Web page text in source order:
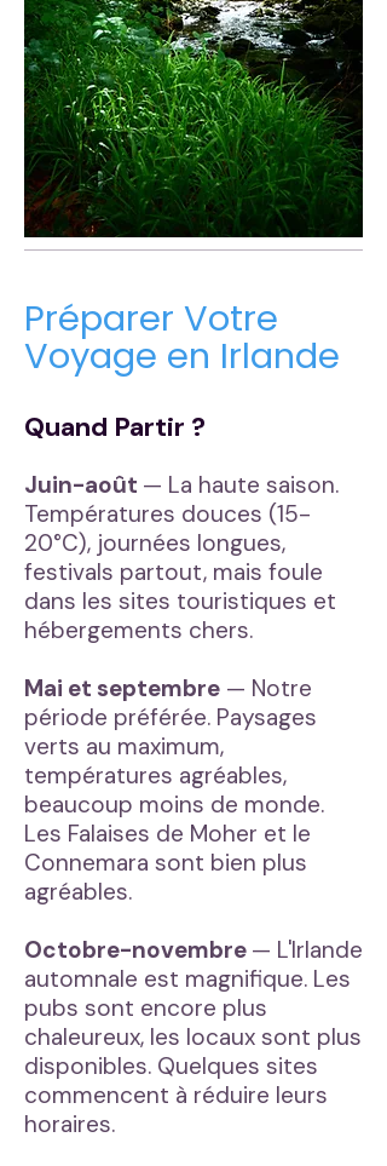
Préparer Votre
Voyage en Irlande
Quand Partir ?
Juin-août — La haute saison.
Températures douces (15-
20°C), journées longues,
festivals partout, mais foule
dans les sites touristiques et
hébergements chers.
Mai et septembre — Notre
période préférée. Paysages
verts au maximum,
températures agréables,
beaucoup moins de monde.
Les Falaises de Moher et le
Connemara sont bien plus
agréables.
Octobre-novembre — L'Irlande
automnale est magnifique. Les
pubs sont encore plus
chaleureux, les locaux sont plus
disponibles. Quelques sites
commencent à réduire leurs
horaires.